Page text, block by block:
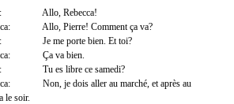
Allo, Rebecca!
Allo, Pierre! Comment ça va?
Je me porte bien. Et toi?
Ça va bien.
Tu es libre ce samedi?
Non, je dois aller au marché, et après au
le soir.